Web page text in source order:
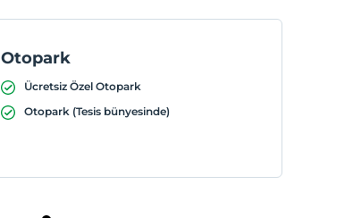
Otopark
Ücretsiz Özel Otopark
Otopark (Tesis bünyesinde)